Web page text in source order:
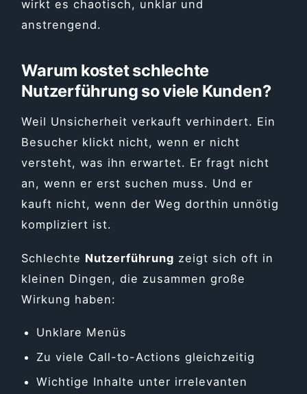
wirkt es chaotisch, unklar und
anstrengend.
Warum kostet schlechte
Nutzerführung so viele Kunden?
Weil Unsicherheit verkauft verhindert. Ein
Besucher klickt nicht, wenn er nicht
versteht, was ihn erwartet. Er fragt nicht
an, wenn er erst suchen muss. Und er
kauft nicht, wenn der Weg dorthin unnötig
kompliziert ist.
Schlechte Nutzerführung zeigt sich oft in
kleinen Dingen, die zusammen große
Wirkung haben:
Unklare Menüs
Zu viele Call-to-Actions gleichzeitig
Wichtige Inhalte unter irrelevanten